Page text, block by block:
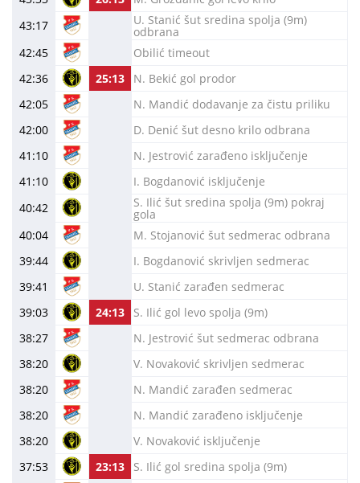
43:17
U. Stanić šut sredina spolja (9m)
odbrana
42:45
Obilić timeout
42:36
25:13
N. Bekić gol prodor
42:05
N. Mandić dodavanje za čistu priliku
42:00
D. Denić šut desno krilo odbrana
41:10
N. Jestrović zarađeno isključenje
41:10
I. Bogdanović isključenje
40:42
S. Ilić šut sredina spolja (9m) pokraj
gola
40:04
M. Stojanović šut sedmerac odbrana
39:44
I. Bogdanović skrivljen sedmerac
39:41
U. Stanić zarađen sedmerac
39:03
24:13
S. Ilić gol levo spolja (9m)
38:27
N. Jestrović šut sedmerac odbrana
38:20
V. Novaković skrivljen sedmerac
38:20
N. Mandić zarađen sedmerac
38:20
N. Mandić zarađeno isključenje
38:20
V. Novaković isključenje
37:53
23:13
S. Ilić gol sredina spolja (9m)